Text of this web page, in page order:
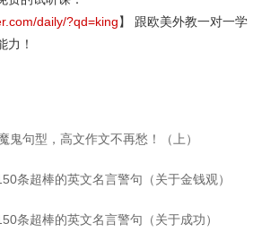
daily/?qd=king】 跟欧美外教一对一学
力！
鬼句型，高文作文不再愁！（上）
条超棒的英文名言警句（关于金钱观）
条超棒的英文名言警句（关于成功）